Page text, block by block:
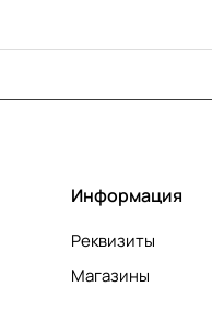
Информация
Реквизиты
Магазины